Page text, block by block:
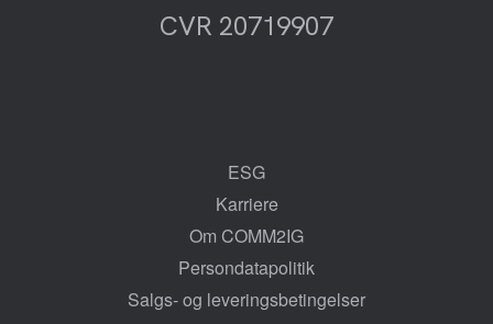
CVR 20719907
ESG
Karriere
Om COMM2IG
Persondatapolitik
Salgs- og leveringsbetingelser